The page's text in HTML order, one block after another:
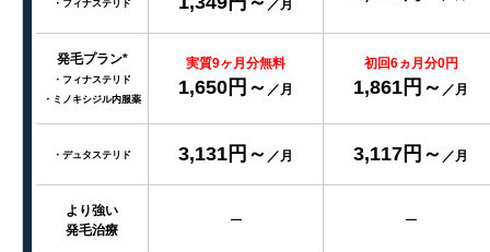
・フィナステリド ／月
発毛プラン*
・フィナステリド
・ミノキシジル内服薬
実質9ヶ月分無料
1,650円～ ／月
初回6ヵ月分0円
1,861円～ ／月
・デュタステリド 3,131円～ ／月 3,117円～ ／月
より強い
発毛治療
ー ー